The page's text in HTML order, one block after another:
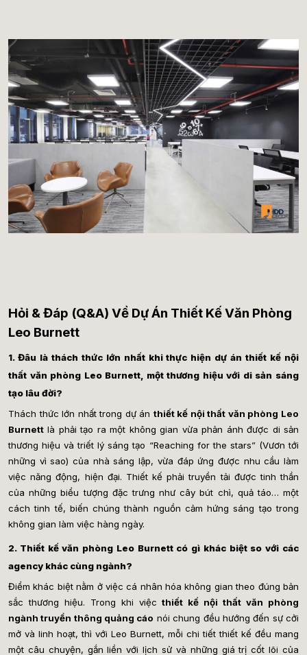
Hỏi & Đáp (Q&A) Về Dự Án Thiết Kế Văn Phòng
Leo Burnett
1. Đâu là thách thức lớn nhất khi thực hiện dự án thiết kế nội
thất văn phòng Leo Burnett, một thương hiệu với di sản sáng
tạo lâu đời?
Thách thức lớn nhất trong dự án thiết kế nội thất văn phòng Leo
Burnett là phải tạo ra một không gian vừa phản ánh được di sản
thương hiệu và triết lý sáng tạo “Reaching for the stars” (Vươn tới
những vì sao) của nhà sáng lập, vừa đáp ứng được nhu cầu làm
việc năng động, hiện đại. Thiết kế phải truyền tải được tinh thần
của những biểu tượng đặc trưng như cây bút chì, quả táo… một
cách tinh tế, biến chúng thành nguồn cảm hứng sáng tạo trong
không gian làm việc hàng ngày.
2. Thiết kế văn phòng Leo Burnett có gì khác biệt so với các
agency khác cùng ngành?
Điểm khác biệt nằm ở việc cá nhân hóa không gian theo đúng bản
sắc thương hiệu. Trong khi việcthiết kế nội thất văn phòng
ngành truyền thông quảng cáo nói chung đều hướng đến sự cởi
mở và linh hoạt, thì với Leo Burnett, mỗi chi tiết thiết kế đều mang
một câu chuyện, gắn liền với lịch sử và những giá trị cốt lõi của